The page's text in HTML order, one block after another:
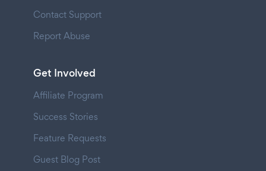
Contact Support
Report Abuse
Get Involved
Affiliate Program
Success Stories
Feature Requests
Guest Blog Post